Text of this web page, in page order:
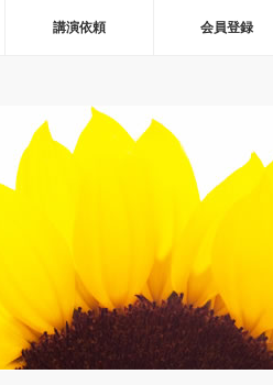
講演依頼 会員登録